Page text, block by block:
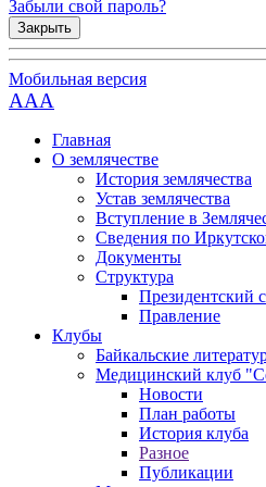
Забыли свой пароль?
Закрыть
Мобильная версия
AAA
Главная
О землячестве
История землячества
Устав землячества
Вступление в
Сведения по
Документы
Структура
Президентский
Правление
Клубы
Байкальские
Медицинский клуб
Новости
План работы
История клуба
Разное
Публикации